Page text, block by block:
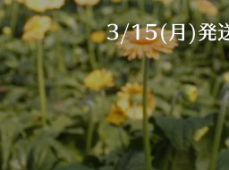
3/15(月)発